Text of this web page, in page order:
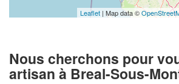
Leaflet | Map data ©
Nous cherchons pour
artisan à Breal-Sous-